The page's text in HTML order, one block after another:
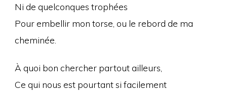
Ni de quelconques trophées
Pour embellir mon torse, ou le rebord de ma
cheminée.
À quoi bon chercher partout ailleurs,
Ce qui nous est pourtant si facilement